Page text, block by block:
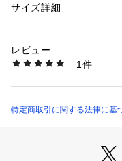
ニンスタイルに合わせ
性別：レディース
素材：素材：PU
生産国：中国
洗濯：安定感のある履き心
に刺繍を施したウエッジソ
ルに合わせやすい程よいカ
サイズ詳細
レビュー
1件
特定商取引に関する法律に基